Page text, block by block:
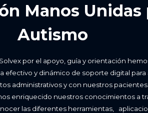
Manos Unidas
Autismo
por el apoyo, guía y orientación
efectivo y dinámico de soporte digital para
administrativos y con nuestros
enriquecido nuestros conocimientos a
las diferentes herramientas,